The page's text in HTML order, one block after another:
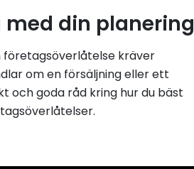
din planering
företagsöverlåtelse kräver
om en försäljning eller ett
och goda råd kring hur du bäst